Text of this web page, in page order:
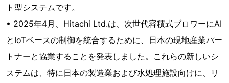
ト型システムです。
• 2025年4月、Hitachi Ltd.は、次世代容積式ブロワーにAI
とIoTベースの制御を統合するために、日本の現地産業パー
トナーと協業することを発表しました。これらの新しいシ
ステムは、特に日本の製造業および水処理施設向けに、リ